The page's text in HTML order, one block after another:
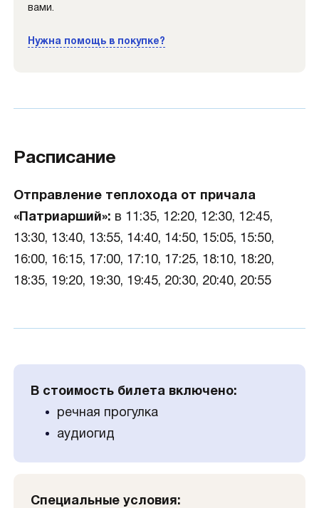
вами.
Нужна помощь в покупке?
Расписание
Отправление теплохода от причала
«Патриарший»: в 11:35, 12:20, 12:30, 12:45,
13:30, 13:40, 13:55, 14:40, 14:50, 15:05, 15:50,
16:00, 16:15, 17:00, 17:10, 17:25, 18:10, 18:20,
18:35, 19:20, 19:30, 19:45, 20:30, 20:40, 20:55
В стоимость билета включено:
речная прогулка
аудиогид
Специальные условия: